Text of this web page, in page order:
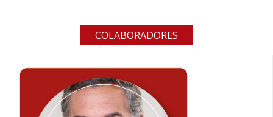
COLABORADORES